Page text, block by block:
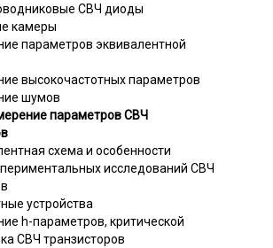
СВЧ диоды
камеры
параметров эквивалентной
высокочастотных параметров
шумов
параметров СВЧ
схема и особенности
исследований СВЧ
устройства
h-параметров, критической
СВЧ транзисторов